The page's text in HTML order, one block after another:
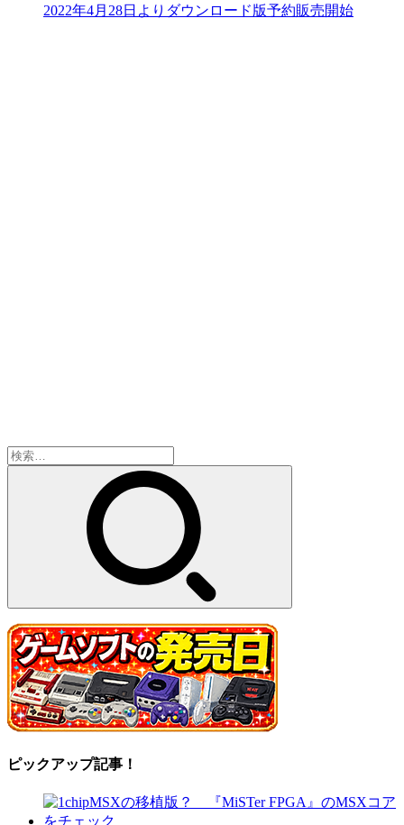
2022年4月28日よりダウンロード版予約販売開始
検
索:
ピックアップ記事！